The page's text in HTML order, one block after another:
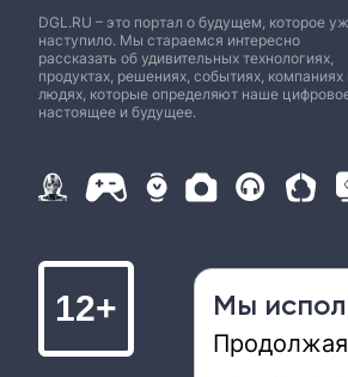
DGL.RU – это портал о будущем, которое
наступило. Мы стараемся интересно
рассказать об удивительных технологиях,
продуктах, решениях, событиях, компаниях
людях, которые определяют наше
настоящее и будущее.
12+ Мы